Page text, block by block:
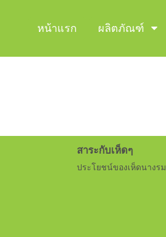
หน้าแรก ผลิตภัณฑ์
สาระกับเห็ดๆ
ประโยชน์ของเห็ดนางรม